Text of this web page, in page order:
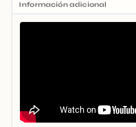
Información adicional